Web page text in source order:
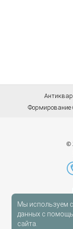
Формирование
©
Мы используем
данных с
сайта.